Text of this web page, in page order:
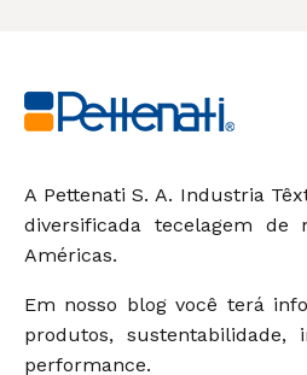
A Pettenati S. A. Industria
diversificada tecelagem de
Américas.
Em nosso blog você terá
produtos, sustentabilidade,
performance.